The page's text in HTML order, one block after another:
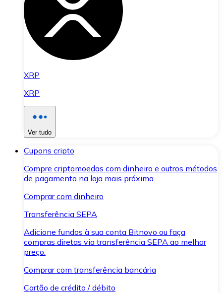
XRP
XRP
Ver tudo
Cupons cripto
Compre criptomoedas com dinheiro e outros métodos
de pagamento na loja mais próxima.
Comprar com dinheiro
Transferência SEPA
Adicione fundos à sua conta Bitnovo ou faça
compras diretas via transferência SEPA ao melhor
preço.
Comprar com transferência bancária
Cartão de crédito / débito